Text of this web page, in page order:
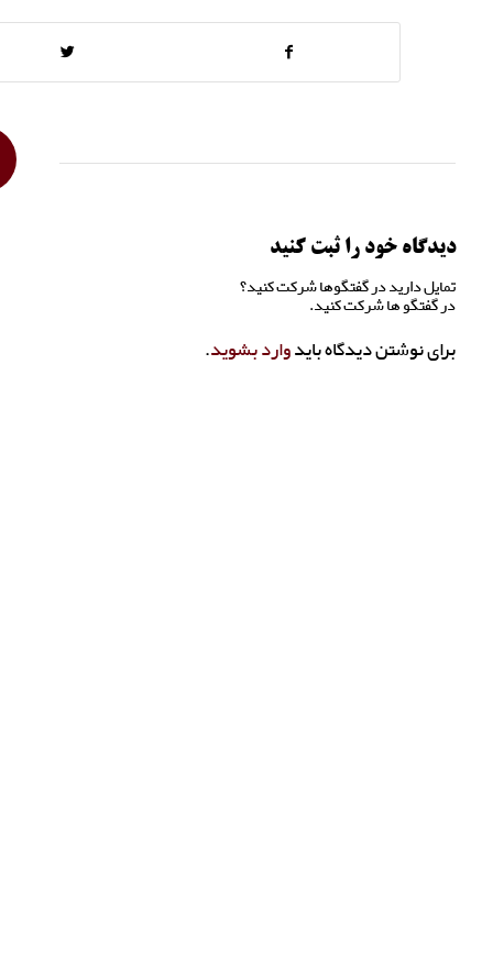
دیدگاه خود را ثبت کنید
تمایل دارید در گفتگوها شرکت کنید؟
در گفتگو ها شرکت کنید.
برای نوشتن دیدگاه بایدوارد بشوید.